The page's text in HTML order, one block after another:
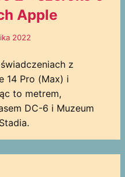
Apple
2022
z
14 Pro (Max) i
to metrem,
DC-6 i Muzeum